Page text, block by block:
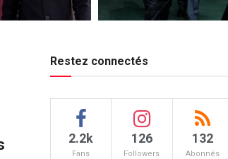
Restez connectés
2.2k
Fans
126
Followers
132
Abonnés